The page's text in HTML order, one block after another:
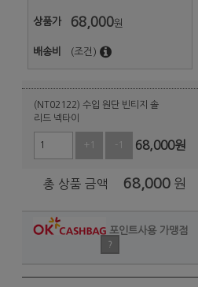
상품가 68,000원
배송비 (조건)
(NT02122) 수입 원단 빈티지 솔
리드 넥타이
+1 -1 68,000원
총 상품 금액 68,000 원
포인트사용 가맹점
?